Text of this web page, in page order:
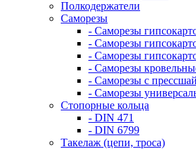
Полкодержатели
Саморезы
- Саморезы
- Саморезы
- Саморезы
- Саморезы
- Саморезы с
- Саморезы
Стопорные кольца
- DIN 471
- DIN 6799
Такелаж (цепи, троса)